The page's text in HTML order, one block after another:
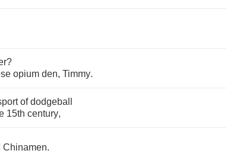
?
opium den, Timmy.
of dodgeball
15th century,
Chinamen.